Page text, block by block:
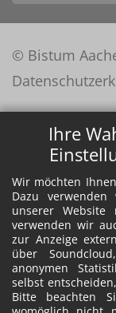
Ihre
Wir möchten
Dazu
unserer
verwenden wir
zur Anzeige
über
anonymen
selbst
Bitte beachten
© Bistum